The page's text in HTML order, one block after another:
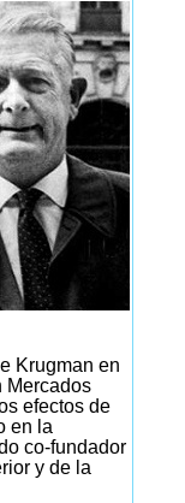
Krugman en
Mercados
efectos de
en la
co-fundador
y de la